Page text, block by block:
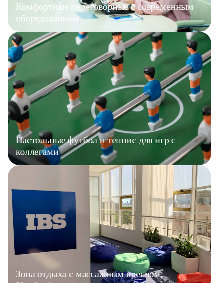
Комфортные переговорные с современным
оборудованием
Настольные футбол и теннис для игр с
коллегами
Зона отдыха с массажным креслом,